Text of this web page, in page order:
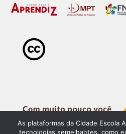
As plataformas da Cidade Escola
tecnologias semelhantes, como